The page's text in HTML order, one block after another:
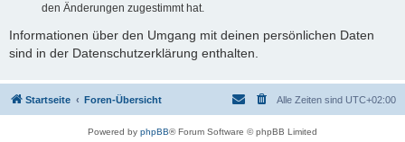
den Änderungen zugestimmt hat.
Informationen über den Umgang mit deinen persönlichen Daten
sind in der Datenschutzerklärung enthalten.
Startseite Foren-Übersicht Alle Zeiten sind UTC+02:00
Powered by phpBB® Forum Software © phpBB Limited